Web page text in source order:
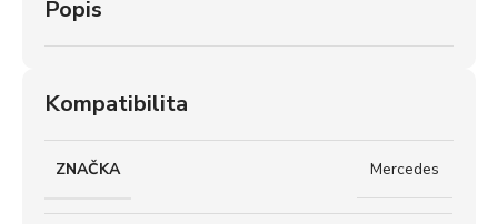
Popis
Kompatibilita
ZNAČKA Mercedes